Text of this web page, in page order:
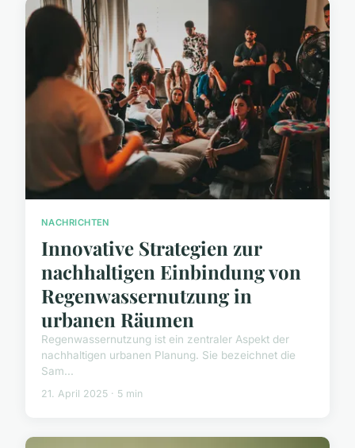
NACHRICHTEN
Innovative Strategien zur
nachhaltigen Einbindung von
Regenwassernutzung in
urbanen Räumen
Regenwassernutzung ist ein zentraler Aspekt der
nachhaltigen urbanen Planung. Sie bezeichnet die
Sam...
21. April 2025 · 5 min